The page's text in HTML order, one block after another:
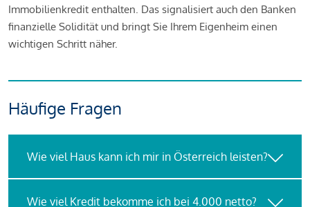
Immobilienkredit enthalten. Das signalisiert auch den Banken
finanzielle Solidität und bringt Sie Ihrem Eigenheim einen
wichtigen Schritt näher.
Häufige Fragen
Wie viel Haus kann ich mir in Österreich leisten?
Wie viel Kredit bekomme ich bei 4.000 netto?